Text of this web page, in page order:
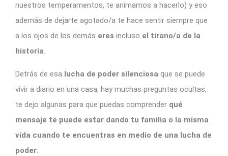
nuestros temperamentos, te animamos a hacerlo) y eso
además de dejarte agotado/a te hace sentir siempre que
a los ojos de los demás eres incluso el tirano/a de la
historia.
Detrás de esa lucha de poder silenciosa que se puede
vivir a diario en una casa, hay muchas preguntas ocultas,
te dejo algunas para que puedas comprender qué
mensaje te puede estar dando tu familia o la misma
vida cuando te encuentras en medio de una lucha de
poder: